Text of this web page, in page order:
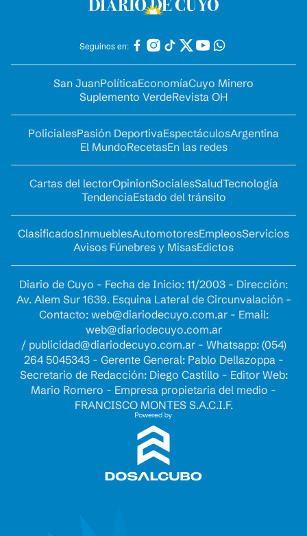
Seguinos en:
San JuanPolíticaEconomíaCuyo Minero
Suplemento VerdeRevista OH
PolicialesPasión DeportivaEspectáculosArgentina
El MundoRecetasEn las redes
Cartas del lectorOpinionSocialesSaludTecnología
TendenciaEstado del tránsito
ClasificadosInmueblesAutomotoresEmpleosServicios
Avisos Fúnebres y MisasEdictos
Diario de Cuyo - Fecha de Inicio: 11/2003 - Dirección:
Av. Alem Sur 1639. Esquina Lateral de Circunvalación -
Contacto: web@diariodecuyo.com.ar- Email:
web@diariodecuyo.com.ar
/ publicidad@diariodecuyo.com.ar- Whatsapp: (054)
264 5045343 - Gerente General: Pablo Dellazoppa -
Secretario de Redacción: Diego Castillo - Editor Web:
Mario Romero - Empresa propietaria del medio -
FRANCISCO MONTES S.A.C.I.F.